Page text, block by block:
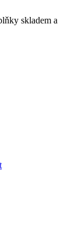
skladem a